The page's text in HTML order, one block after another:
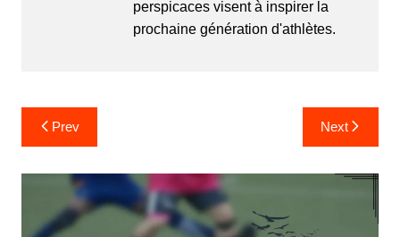
perspicaces visent à inspirer la
prochaine génération d'athlètes.
Post
navigation
Prev Next